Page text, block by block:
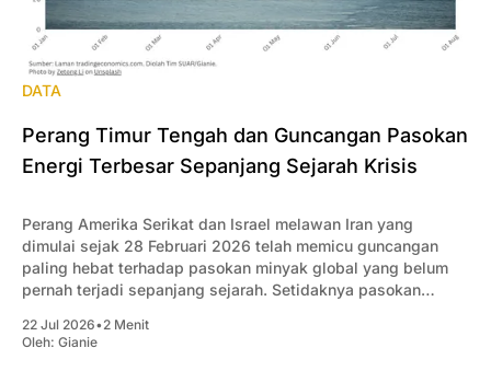
DATA
Perang Timur Tengah dan Guncangan Pasokan
Energi Terbesar Sepanjang Sejarah Krisis
Perang Amerika Serikat dan Israel melawan Iran yang
dimulai sejak 28 Februari 2026 telah memicu guncangan
paling hebat terhadap pasokan minyak global yang belum
pernah terjadi sepanjang sejarah. Setidaknya pasokan
konflik tersebut.
22 Jul 2026•2 Menit
Oleh: Gianie